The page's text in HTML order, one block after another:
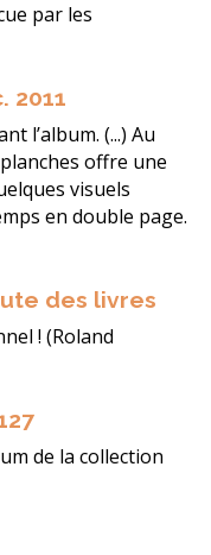
par les
2011
l’album. (...) Au
offre une
visuels
en double page.
des livres
! (Roland
de la collection